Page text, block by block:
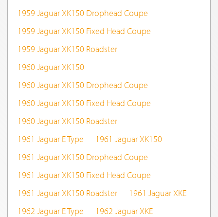
1959 Jaguar XK150 Drophead Coupe
1959 Jaguar XK150 Fixed Head Coupe
1959 Jaguar XK150 Roadster
1960 Jaguar XK150
1960 Jaguar XK150 Drophead Coupe
1960 Jaguar XK150 Fixed Head Coupe
1960 Jaguar XK150 Roadster
1961 Jaguar E Type
1961 Jaguar XK150
1961 Jaguar XK150 Drophead Coupe
1961 Jaguar XK150 Fixed Head Coupe
1961 Jaguar XK150 Roadster
1961 Jaguar XKE
1962 Jaguar E Type
1962 Jaguar XKE